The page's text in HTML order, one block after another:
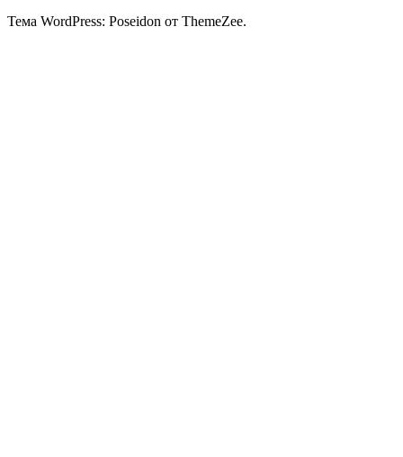
Тема WordPress: Poseidon от ThemeZee.